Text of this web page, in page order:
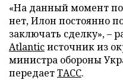
«На данный момент
нет, Илон постоянно
заключать сделку», –
Atlanticисточник из
министра обороны
передаетТАСС.